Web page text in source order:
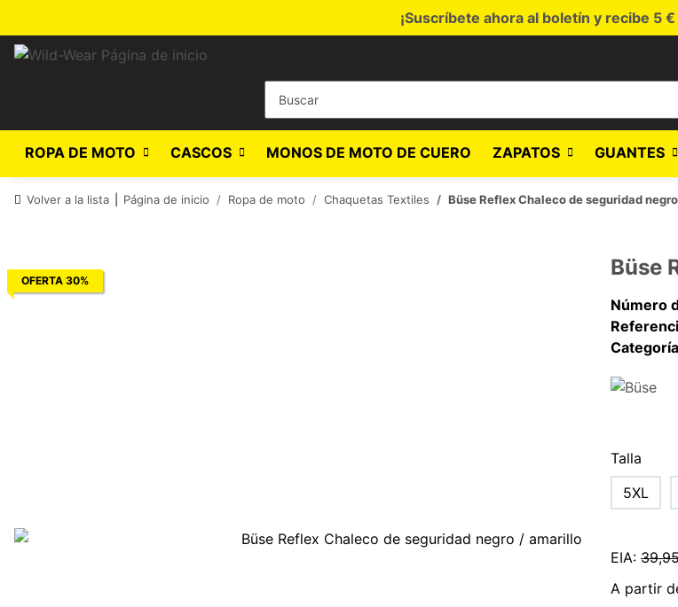
¡Suscríbete ahora al boletín y recibe 5
ROPA DE MOTO CASCOS MONOS DE MOTO DE CUERO ZAPATOS GUANTES
Volver a la lista Página de inicio Ropa de moto Chaquetas Textiles Büse Reflex Chaleco de seguridad
OFERTA 30%
Büse
Número
Talla
5XL
EIA:
A partir